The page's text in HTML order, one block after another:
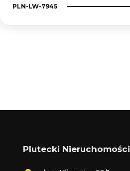
PLN-LW-7945
Plutecki Nieruchomości